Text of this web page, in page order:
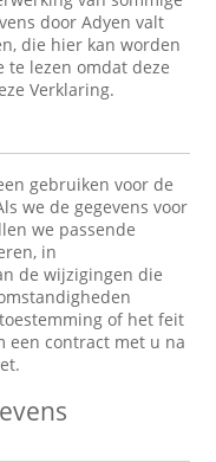
door Adyen valt
die hier kan worden
te lezen omdat deze
Verklaring.
gebruiken voor de
we de gegevens voor
we passende
in
de wijzigingen die
of het feit
een contract met u na